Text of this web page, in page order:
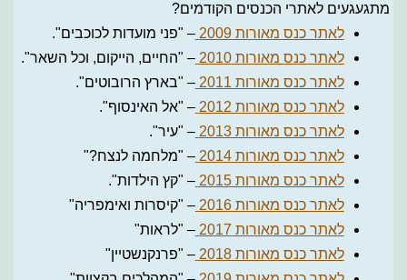
מתגעגעים לאתרי הכנסים הקודמים?
לאתר כנס מאורות 2009
– "פני מועדות לכוכבים".
לאתר כנס מאורות 2010
– "החיים, הייקום, וכל השאר".
לאתר כנס מאורות 2011
– "בארץ הרובוטים".
לאתר כנס מאורות 2012
– "אל האינסוף".
לאתר כנס מאורות 2013
– "עיר".
לאתר כנס מאורות 2014
– "מלחמה לנצח?"
לאתר כנס מאורות 2015
– "קץ הילדות".
לאתר כנס מאורות 2016
– "קיסרות ואימפריה"
לאתר כנס מאורות 2017
– "לראות"
לאתר כנס מאורות 2018
– "פרנקנשטיין"